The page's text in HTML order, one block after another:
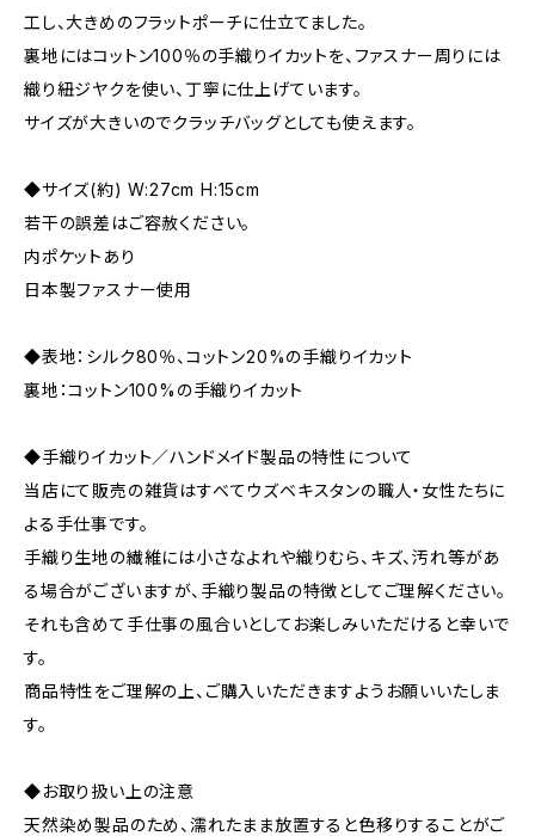
工し、大きめのフラットポーチに仕立てました。
裏地にはコットン100％の手織りイカットを、ファスナー周りには
織り紐ジヤクを使い、丁寧に仕上げています。
サイズが大きいのでクラッチバッグとしても使えます。
◆サイズ(約) W:27cm H:15cm
若干の誤差はご容赦ください。
内ポケットあり
日本製ファスナー使用
◆表地：シルク80％、コットン20%の手織りイカット
裏地：コットン100%の手織りイカット
◆手織りイカット／ハンドメイド製品の特性について
当店にて販売の雑貨はすべてウズベキスタンの職人・女性たちに
よる手仕事です。
手織り生地の繊維には小さなよれや織りむら、キズ、汚れ等があ
る場合がございますが、手織り製品の特徴としてご理解ください。
それも含めて手仕事の風合いとしてお楽しみいただけると幸いで
す。
商品特性をご理解の上、ご購入いただきますようお願いいたしま
す。
◆お取り扱い上の注意
天然染め製品のため、濡れたまま放置すると色移りすることがご